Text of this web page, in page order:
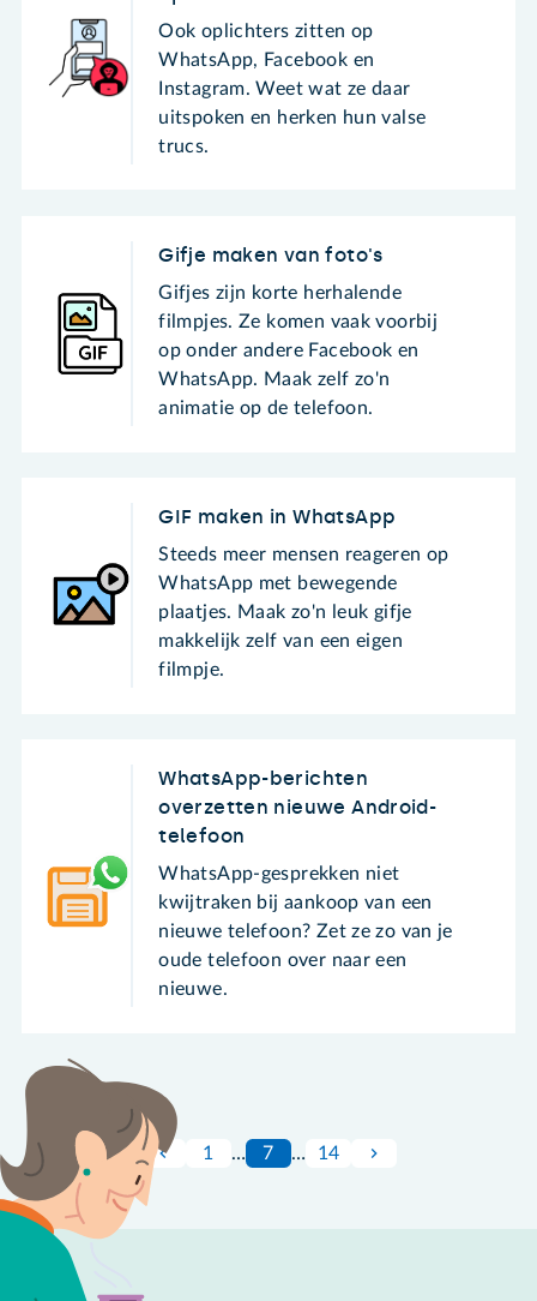
Ook oplichters zitten op
WhatsApp, Facebook en
Instagram. Weet wat ze daar
uitspoken en herken hun valse
trucs.
Gifje maken van foto's
Gifjes zijn korte herhalende
filmpjes. Ze komen vaak voorbij
op onder andere Facebook en
WhatsApp. Maak zelf zo'n
animatie op de telefoon.
GIF maken in WhatsApp
Steeds meer mensen reageren op
WhatsApp met bewegende
plaatjes. Maak zo'n leuk gifje
makkelijk zelf van een eigen
filmpje.
WhatsApp-berichten
overzetten nieuwe Android-
telefoon
WhatsApp-gesprekken niet
kwijtraken bij aankoop van een
nieuwe telefoon? Zet ze zo van je
oude telefoon over naar een
nieuwe.
1 … 7 … 14